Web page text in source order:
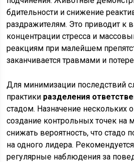
бдительности и снижение
раздражителям. Это приводит к
концентрации стресса и
реакциям при малейшем
заканчивается травмами и
Для минимизации последствий
практики разделения
стадом. Назначение нескольких
создание контрольных точек на
снижать вероятность, что стадо
на одного лидера.
регулярные наблюдения за